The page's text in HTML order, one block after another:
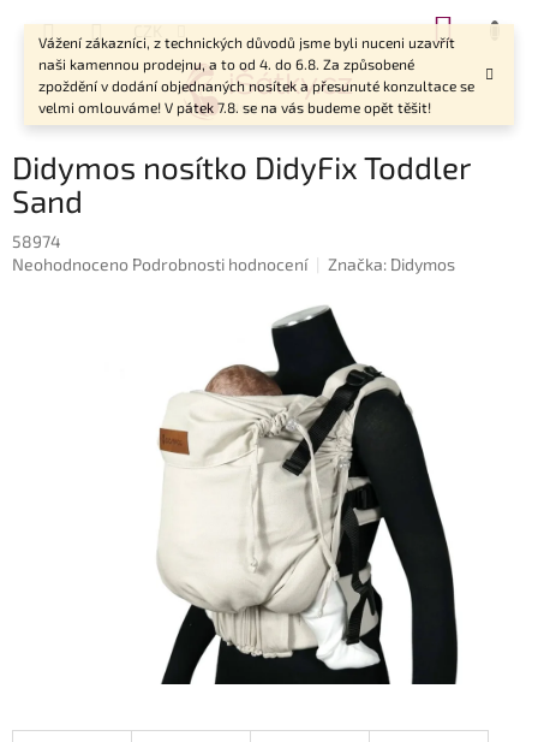
Vážení zákazníci, z technických důvodů jsme byli nuceni uzavřít
naši kamennou prodejnu, a to od 4. do 6.8. Za způsobené
zpoždění v dodání objednaných nosítek a přesunuté konzultace se
velmi omlouváme! V pátek 7.8. se na vás budeme opět těšit!
CZK
Didymos nosítko DidyFix Toddler
Sand
58974
Průměrné
Neohodnoceno Podrobnosti hodnocení Značka: Didymos